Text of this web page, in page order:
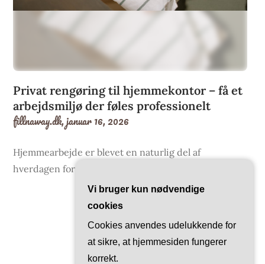
Privat rengøring til hjemmekontor – få et
arbejdsmiljø der føles professionelt
fillnaway.dk,januar 16, 2026
Hjemmearbejde er blevet en naturlig del af
hverdagen for mange. Men når hjemmet også er…
1 Next
Vi bruger kun nødvendige
cookies
Cookies anvendes udelukkende for
at sikre, at hjemmesiden fungerer
korrekt.